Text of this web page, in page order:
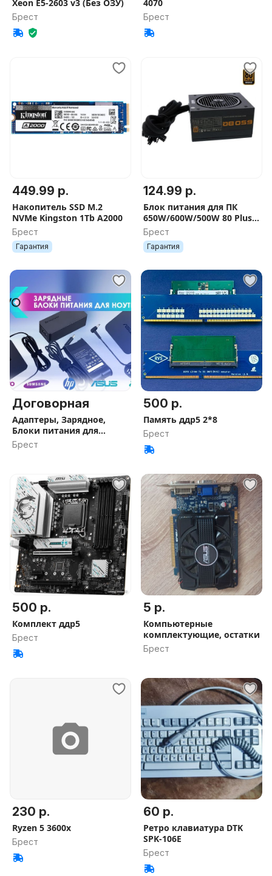
Xeon E5-2603 v3 (Без ОЗУ)
Брест
4070
Брест
449.99 р.
Накопитель SSD M.2
NVMe Kingston 1Tb A2000
Брест
Гарантия
124.99 р.
Блок питания для ПК
650W/600W/500W 80 Plus
BRONZE, ATX
Брест
Гарантия
Договорная
Адаптеры, Зарядное,
Блоки питания для
ноутбуков - Брест
Брест
500 р.
Память ддр5 2*8
Брест
500 р.
Комплект ддр5
Брест
5 р.
Компьютерные
комплектующие, остатки
Брест
230 р.
Ryzen 5 3600x
Брест
60 р.
Ретро клавиатура DTK
SPK-106E
Брест